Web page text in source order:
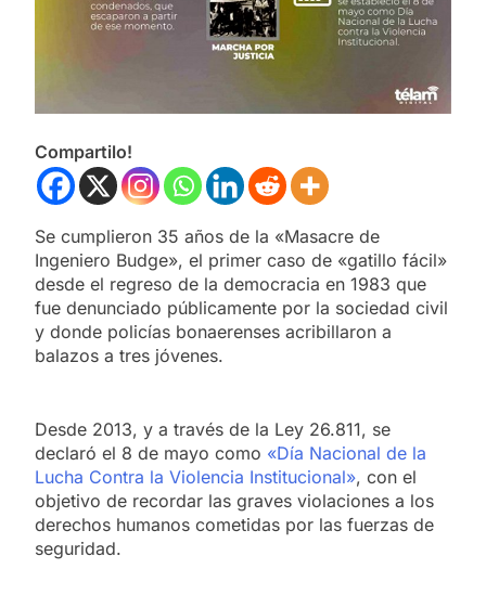
Compartilo!
Se cumplieron 35 años de la «Masacre de
Ingeniero Budge», el primer caso de «gatillo fácil»
desde el regreso de la democracia en 1983 que
fue denunciado públicamente por la sociedad civil
y donde policías bonaerenses acribillaron a
balazos a tres jóvenes.
Desde 2013, y a través de la Ley 26.811, se
declaró el 8 de mayo como «Día Nacional de la
Lucha Contra la Violencia Institucional», con el
objetivo de recordar las graves violaciones a los
derechos humanos cometidas por las fuerzas de
seguridad.